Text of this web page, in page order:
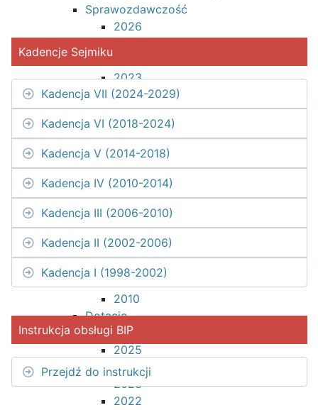
Sprawozdawczość
2026
2023
2022
2021
2020
2019
2017
2016
2015
2014
2013
2012
2011
2010
Dotacje
2026
2025
2024
2023
2022
Kadencje Sejmiku
Kadencja VII (2024-2029)
Kadencja VI (2018-2024)
Kadencja V (2014-2018)
Kadencja IV (2010-2014)
Kadencja III (2006-2010)
Kadencja II (2002-2006)
Kadencja I (1998-2002)
Instrukcja obsługi BIP
Przejdź do instrukcji